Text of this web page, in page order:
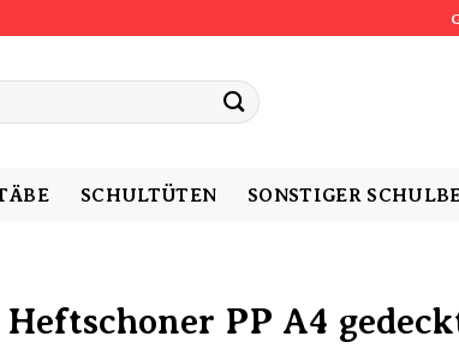
SCHULTÜTEN SONSTIGER
Heftschoner PP A4